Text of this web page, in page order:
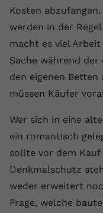
Kosten
werden in der
macht es viel
Sache während der
den eigenen Betten
müssen Käufer
Wer sich in eine
ein romantisch
sollte vor dem
Denkmalschutz
weder erweitert
Frage, welche